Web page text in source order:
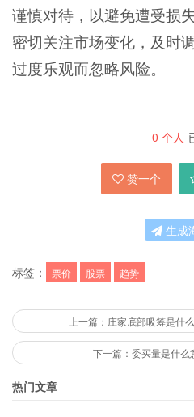
谨慎对待，以避免遭受损
密切关注市场变化，及时
过度乐观而忽略风险。
0 个人
赞一个
生成
标签： 票价 股票 趋势
上一篇：庄家底部吸筹是什
下一篇：委买量是什么
热门文章